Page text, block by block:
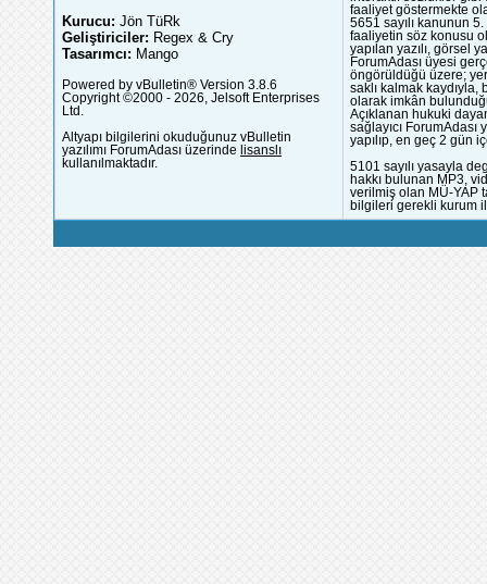
Kurucu: Jön TüRk
Geliştiriciler: Regex & Cry
Tasarımcı: Mango
Powered by vBulletin® Version 3.8.6
Copyright ©2000 - 2026, Jelsoft Enterprises
Ltd.
Altyapı bilgilerini okuduğunuz vBulletin
yazılımı ForumAdası üzerinde lisanslı
kullanılmaktadır.
faaliyet göstermekte
5651 sayılı kanunun
faaliyetin söz konusu
yapılan yazılı, görsel
ForumAdası üyesi
öngörüldüğü üzere;
saklı kalmak
olarak imkân
Açıklanan hukuki
sağlayıcı
yapılıp, en geç 2 gün
5101 sayılı yasayla
hakkı bulunan MP3,
verilmiş olan MÜ-YAP
bilgileri gerekli kurum